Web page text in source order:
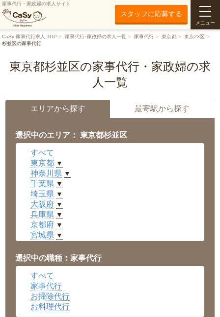
家事代行・家政婦の求人サイト
スタッフに応募する
メニュー
CaSy 家事代行求人 TOP 家事代行･家政婦の求人一覧 家事代行 東京都
東京23区
杉並区の家事代行
東京都杉並区の家事代行・家政婦の求
人一覧
エリアから探す 最寄駅から探す
選択中のエリア： 東京都杉並区
すべて
東京都 ▼
神奈川県 ▼
千葉県 ▼
埼玉県 ▼
大阪府 ▼
兵庫県 ▼
京都府 ▼
宮城県 ▼
福井県 ▼
岡山県 ▼
広島県
沖縄県 ▼
選択中の職種：家事代行
すべて
家事代行
お掃除代行
お料理代行